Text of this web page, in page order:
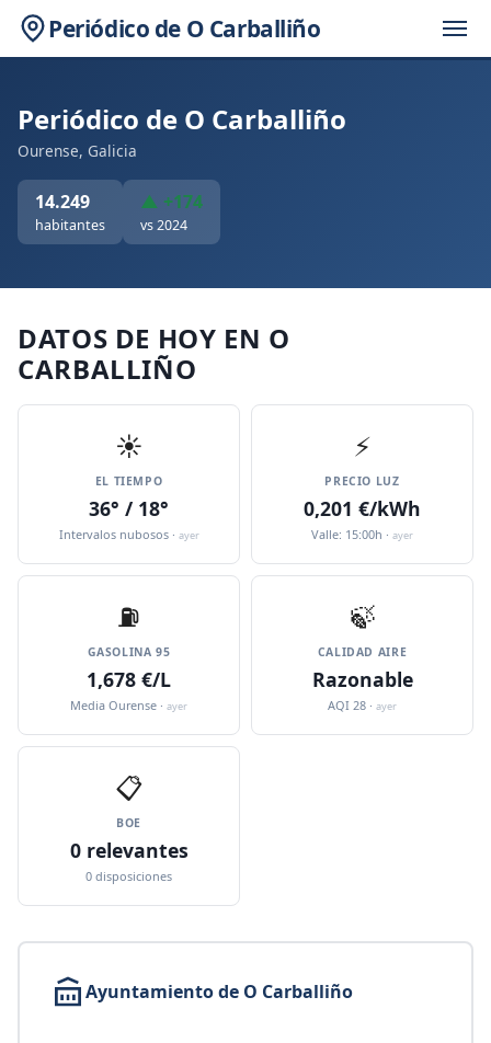
Periódico de O Carballiño
Periódico de O Carballiño
Ourense, Galicia
14.249
habitantes
▲ +174
vs 2024
DATOS DE HOY EN O
CARBALLIÑO
☀️
EL TIEMPO
36° / 18°
Intervalos nubosos · ayer
⚡
PRECIO LUZ
0,201 €/kWh
Valle: 15:00h · ayer
⛽️
GASOLINA 95
1,678 €/L
Media Ourense · ayer
🍃
CALIDAD AIRE
Razonable
AQI 28 · ayer
📋
BOE
0 relevantes
0 disposiciones
Ayuntamiento de O Carballiño